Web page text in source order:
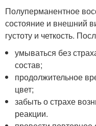
Полуперманентное
состояние и внешний
густоту и четкость.
умываться без
состав;
продолжительное
цвет;
забыть о страхе
реакции.